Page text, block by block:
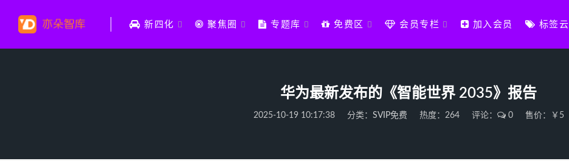
新四化 聚焦圈 专题库 免费区 会员专栏 加入会员 标签云
华为最新发布的《智能世界 2035》报告
2025-10-19 10:17:38 分类： SVIP免费 热度：264 评论： 0 售价：￥5